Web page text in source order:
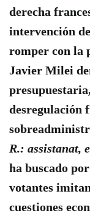
derecha
intervención
romper con la
Javier Milei
desregulación
R.: assistanat,
ha buscado
votantes
cuestiones